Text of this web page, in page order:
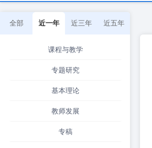
全部 近一年 近三年 近五年
课程与教学
专题研究
基本理论
教师发展
专稿